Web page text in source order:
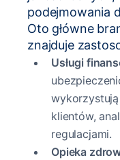
podejmowania
Oto główne
znajduje
Usługi
klientów,
regulacjami.
Opieka